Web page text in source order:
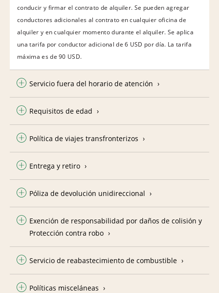
conducir y firmar el contrato de alquiler. Se pueden agregar
conductores adicionales al contrato en cualquier oficina de
alquiler y en cualquier momento durante el alquiler. Se aplica
una tarifa por conductor adicional de 6 USD por día. La tarifa
máxima es de 90 USD.
Servicio fuera del horario de atención
Requisitos de edad
Política de viajes transfronterizos
Entrega y retiro
Póliza de devolución unidireccional
Exención de responsabilidad por daños de colisión y
Protección contra robo
Servicio de reabastecimiento de combustible
Políticas misceláneas